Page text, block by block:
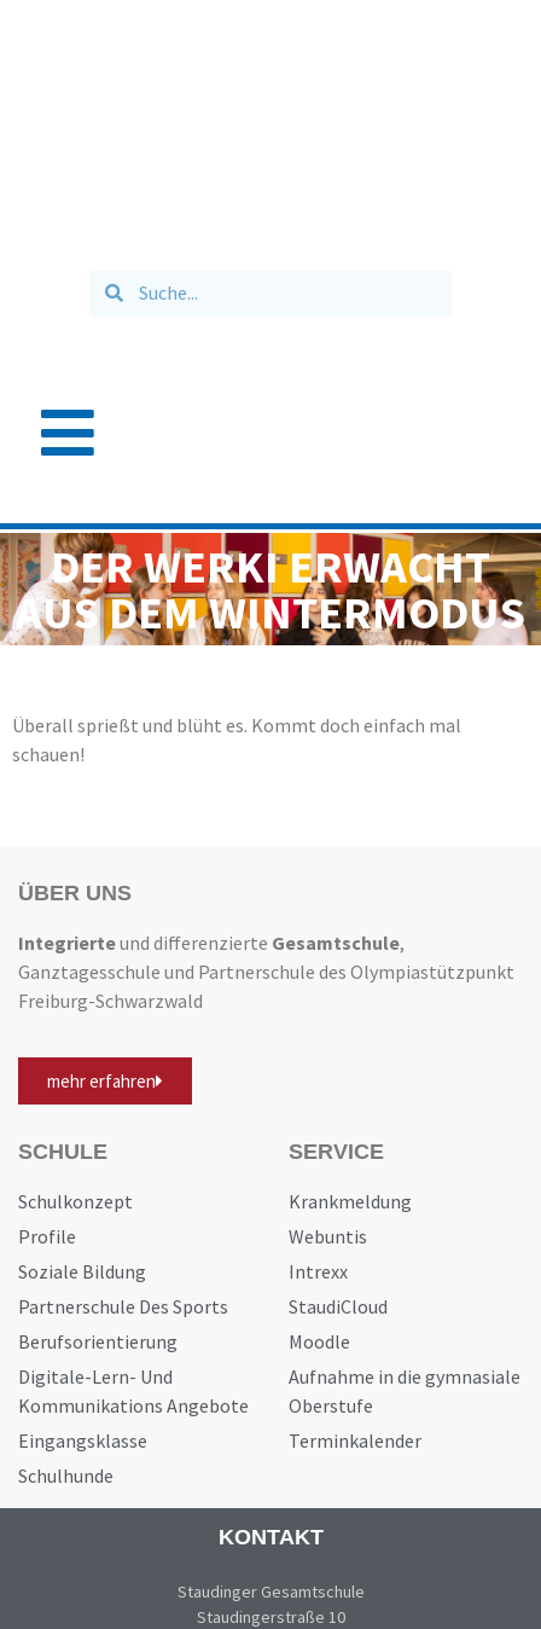
DER WERKI ERWACHT
AUS DEM WINTERMODUS
Überall sprießt und blüht es. Kommt doch einfach mal
schauen!
ÜBER UNS
Integrierteund differenzierte Gesamtschule,
Ganztagesschule und Partnerschule des Olympiastützpunkt
Freiburg-Schwarzwald
mehr erfahren
SCHULE
Schulkonzept
Profile
Soziale Bildung
Partnerschule Des Sports
Berufsorientierung
Digitale-Lern- Und
Kommunikations Angebote
Eingangsklasse
Schulhunde
SERVICE
Krankmeldung
Webuntis
Intrexx
StaudiCloud
Moodle
Aufnahme in die gymnasiale
Oberstufe
Terminkalender
KONTAKT
Staudinger Gesamtschule
Staudingerstraße 10